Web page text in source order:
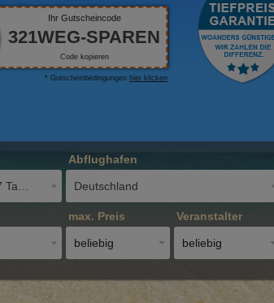
Ihr Gutscheincode
321WEG-SPAREN
Code kopieren
* Gutscheinbedingungen hier klicken
01.09.2026 - 15.09.2026 / 7 Tage
Abflughafen
Deutschland
max. Preis
beliebig
Veranstalter
beliebig